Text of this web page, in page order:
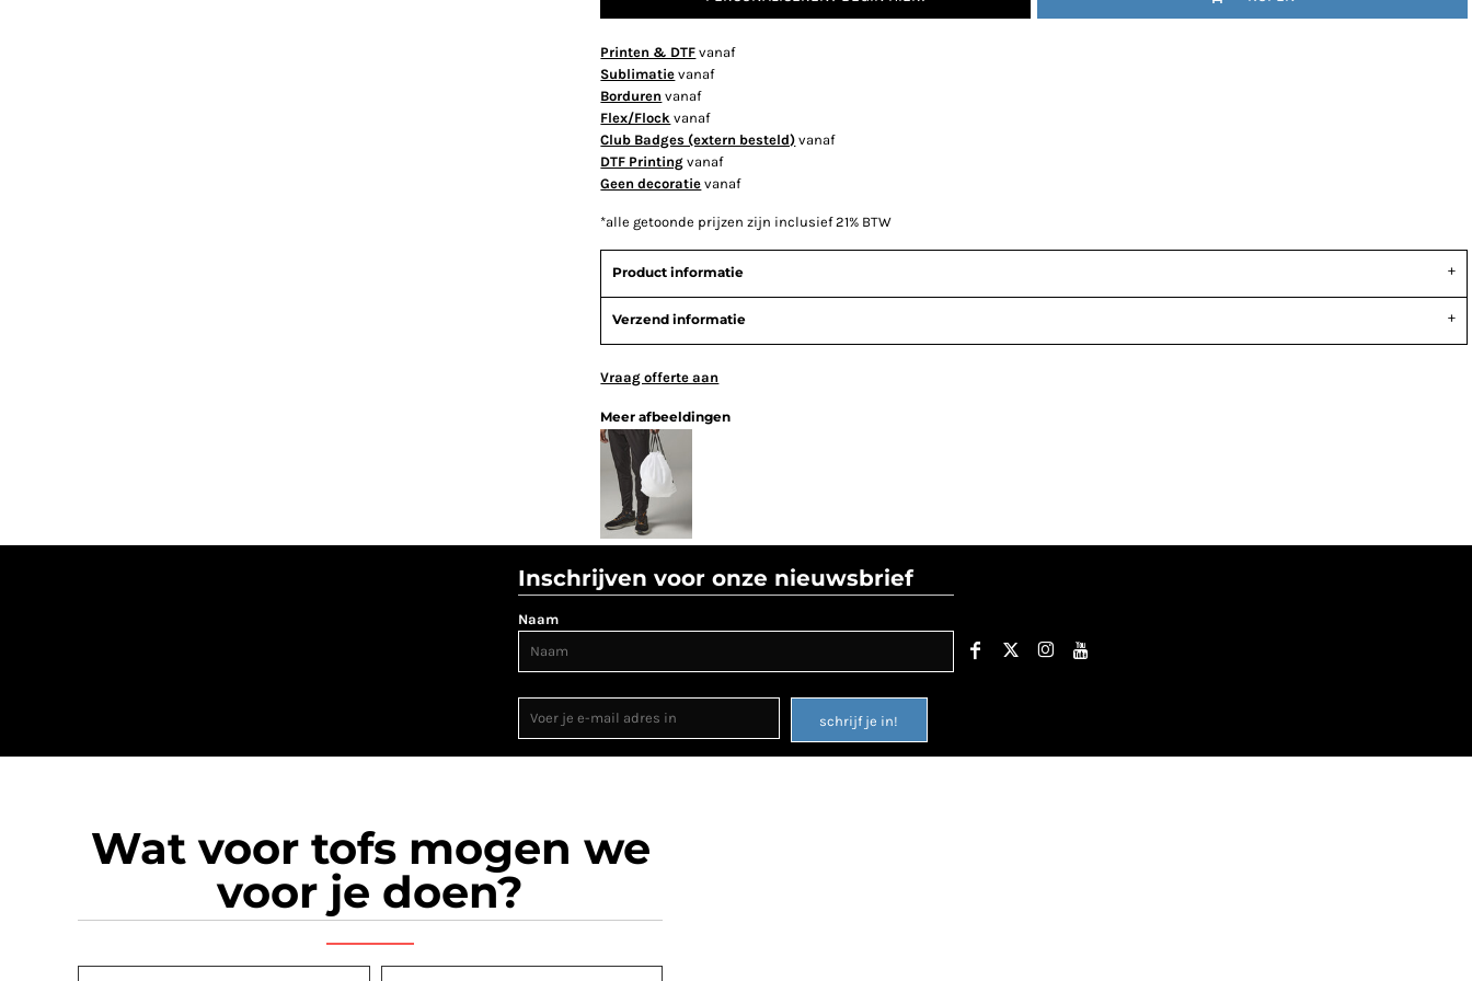
Printen & DTF vanaf
Sublimatie vanaf
Borduren vanaf
Flex/Flock vanaf
Club Badges (extern besteld) vanaf
DTF Printing vanaf
Geen decoratie vanaf
*alle getoonde prijzen zijn inclusief 21% BTW
Product informatie
Verzend informatie
Vraag offerte aan
Meer afbeeldingen
Inschrijven voor onze nieuwsbrief
Naam
schrijf je in!
Wat voor tofs mogen we
voor je doen?